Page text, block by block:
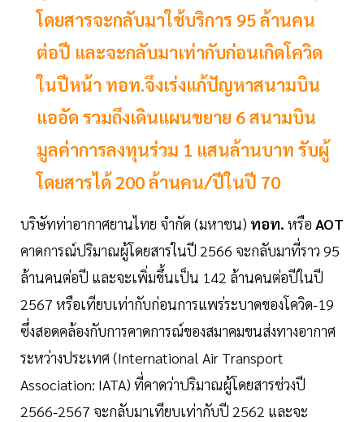
โดยสารจะกลับมาใช้บริการ 95 ล้านคน
ต่อปี และจะกลับมาเท่ากับก่อนเกิดโควิด
ในปีหน้า ทอท.จึงเร่งแก้ปัญหาสนามบิน
แออัด รวมถึงเดินแผนขยาย 6 สนามบิน
มูลค่าการลงทุนร่วม 1 แสนล้านบาท รับผู้
โดยสารได้ 200 ล้านคน/ปีในปี 70
บริษัทท่าอากาศยานไทย จำกัด (มหาชน) ทอท. หรือ AOT
คาดการณ์ปริมาณผู้โดยสารในปี 2566 จะกลับมาที่ราว 95
ล้านคนต่อปี และจะเพิ่มขึ้นเป็น 142 ล้านคนต่อปีในปี
2567 หรือเทียบเท่ากับก่อนการแพร่ระบาดของโควิด-19
ซึ่งสอดคล้องกับการคาดการณ์ของสมาคมขนส่งทางอากาศ
ระหว่างประเทศ (International Air Transport
Association: IATA) ที่คาดว่าปริมาณผู้โดยสารช่วงปี
2566-2567 จะกลับมาเทียบเท่ากับปี 2562 และจะ